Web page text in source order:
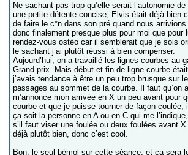
Ne sachant pas trop qu’elle serait l’autonomie
une petite détente concise, Elvis était déjà bien
de faire le c*n dans son pré quand nous arrivions
donc finalement presque plus pour moi que pour
rendez-vous ostéo car il semblerait que je sois
le sachant j’ai plutôt réussi à bien compenser.
Aujourd’hui, on a travaillé les lignes courbes au
Grand prix. Mais début et fin de ligne courbe
j’avais tendance à être un peu trop brusque sur
passages au sommet de la courbe. Il faut qu’on
m’annonce mon arrivée en X un peu avant pour
courbe et que je puisse tourner de façon coulée,
ça soit la personne en A ou en C qui me
s’il faut viser une foulée ou deux foulées avant
déjà plutôt bien, donc c’est cool.
Bon, le seul bémol sur cette séance, et ça sera